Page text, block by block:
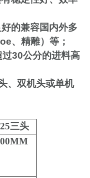
的兼容国内外多
、精雕）等；
过30公分的进料高
、双机头或单机
三头